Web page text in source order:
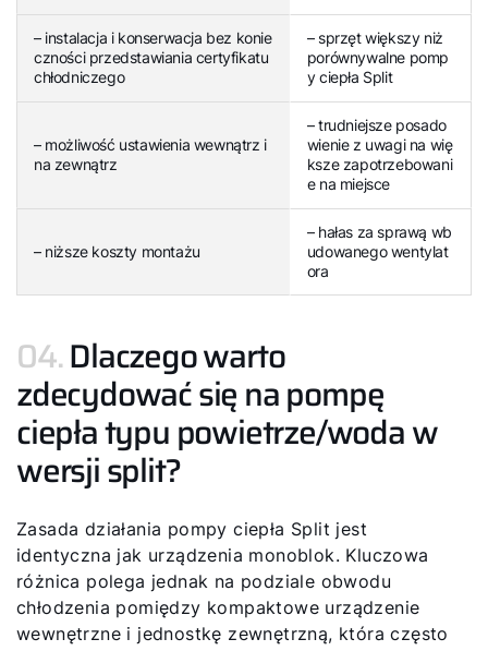
– instalacja i konserwacja bez konie
czności przedstawiania certyfikatu
chłodniczego
– sprzęt większy niż
porównywalne pomp
y ciepła Split
– możliwość ustawienia wewnątrz i
na zewnątrz
– trudniejsze posado
wienie z uwagi na wię
ksze zapotrzebowani
e na miejsce
– niższe koszty montażu
– hałas za sprawą wb
udowanego wentylat
ora
04.Dlaczego warto
zdecydować się na pompę
ciepła typu powietrze/woda w
wersji split?
Zasada działania pompy ciepła Split jest
identyczna jak urządzenia monoblok. Kluczowa
różnica polega jednak na podziale obwodu
chłodzenia pomiędzy kompaktowe urządzenie
wewnętrzne i jednostkę zewnętrzną, która często